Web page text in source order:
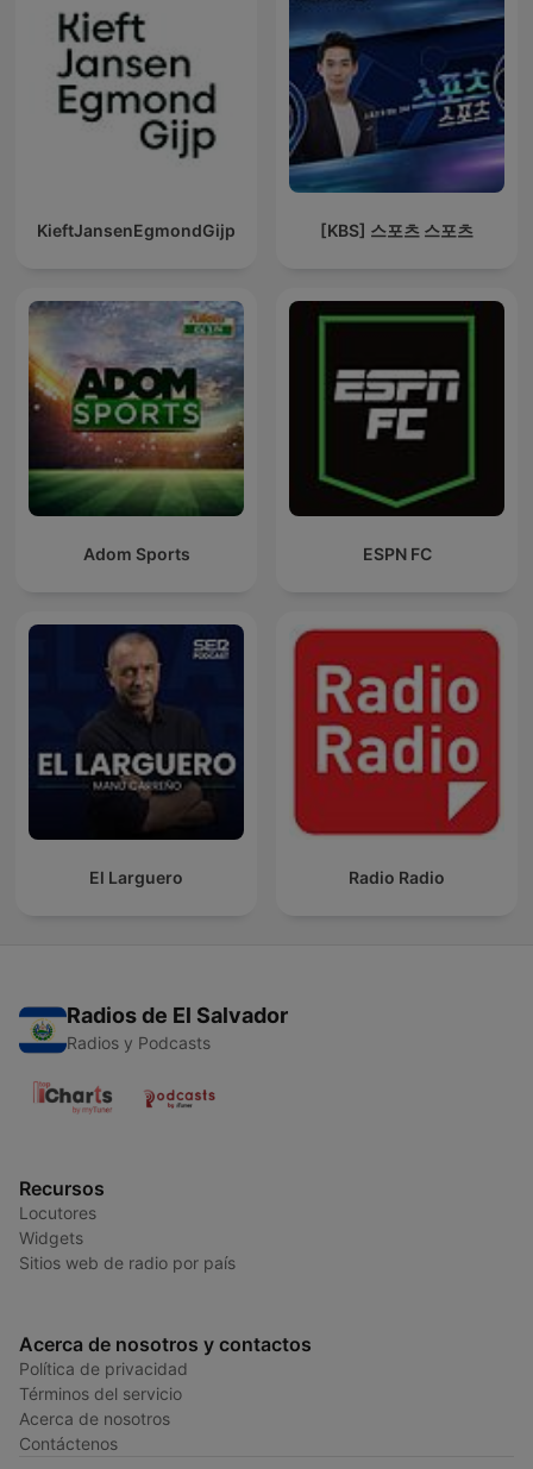
KieftJansenEgmondGijp [KBS] 스포츠 스포츠
Adom Sports ESPN FC
El Larguero Radio Radio
Radios de El Salvador
Radios y Podcasts
Recursos
Locutores
Widgets
Sitios web de radio por país
Acerca de nosotros y contactos
Política de privacidad
Términos del servicio
Acerca de nosotros
Contáctenos